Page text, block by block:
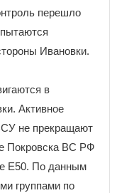
перешло
Ивановки.
в
Активное
не прекращают
Покровска ВС РФ
Е50. По данным
группами по